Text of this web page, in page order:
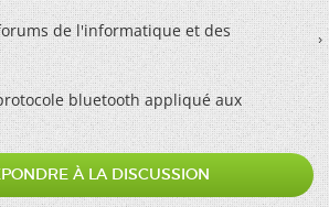
de l'informatique et des
bluetooth appliqué aux
À LA DISCUSSION